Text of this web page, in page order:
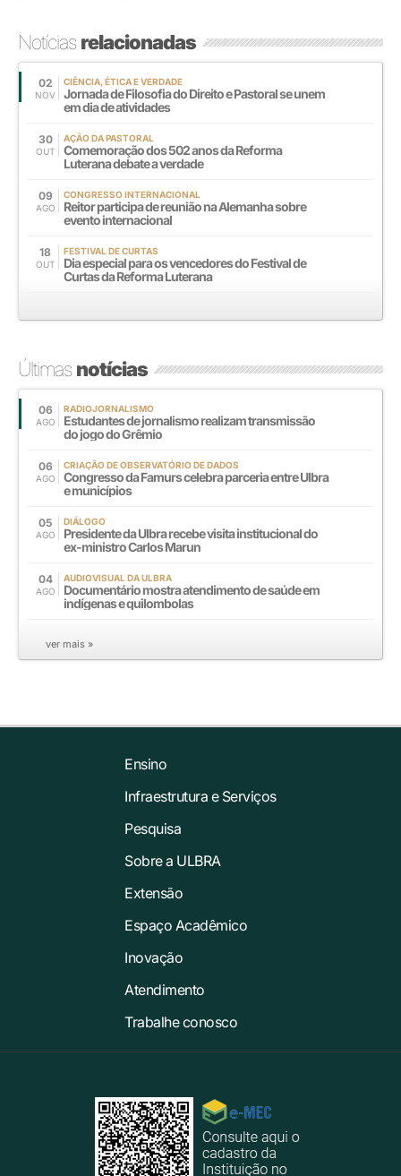
Notíciasrelacionadas
02
NOV
CIÊNCIA, ÉTICA E VERDADE
Jornada de Filosofia do Direito e Pastoral se unem
em dia de atividades
30
OUT
AÇÃO DA PASTORAL
Comemoração dos 502 anos da Reforma
Luterana debate a verdade
09
AGO
CONGRESSO INTERNACIONAL
Reitor participa de reunião na Alemanha sobre
evento internacional
18
OUT
FESTIVAL DE CURTAS
Dia especial para os vencedores do Festival de
Curtas da Reforma Luterana
Últimasnotícias
06
AGO
RADIOJORNALISMO
Estudantes de jornalismo realizam transmissão
do jogo do Grêmio
06
AGO
CRIAÇÃO DE OBSERVATÓRIO DE DADOS
Congresso da Famurs celebra parceria entre Ulbra
e municípios
05
AGO
DIÁLOGO
Presidente da Ulbra recebe visita institucional do
ex-ministro Carlos Marun
04
AGO
AUDIOVISUAL DA ULBRA
Documentário mostra atendimento de saúde em
indígenas e quilombolas
ver mais »
Ensino
Infraestrutura e Serviços
Pesquisa
Sobre a ULBRA
Extensão
Espaço Acadêmico
Inovação
Atendimento
Trabalhe conosco